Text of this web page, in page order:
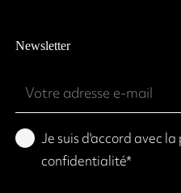
Newsletter
Emailadres
(Required)
Privacy
policy
Je suis d'accord avec
confidentialité*